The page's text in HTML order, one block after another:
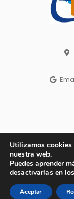
Copyright © 2022
Baobab Marketing |
Legal,
Utilizamos
nuestra web.
Puedes aprender
desactivarlas en los
Aceptar